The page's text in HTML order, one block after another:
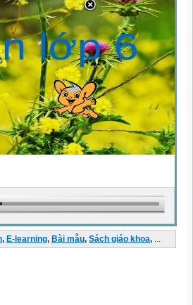
, E-learning, Bài mẫu, Sách giáo khoa, ...